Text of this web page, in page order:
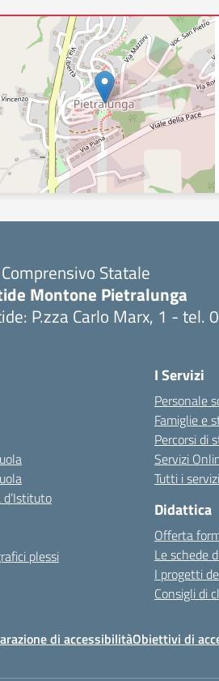
Statale
Montone Pietralunga
P.zza Carlo Marx, 1 - tel.
plessi
I Servizi
Personale
Famiglie e
Percorsi di
Servizi
Tutti i servizi
Didattica
Offerta
Le schede
I progetti
Consigli di
di accessibilitàObiettivi di